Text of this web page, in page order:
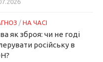
/ НА ЧАСІ
як зброя: чи не годі
російську в